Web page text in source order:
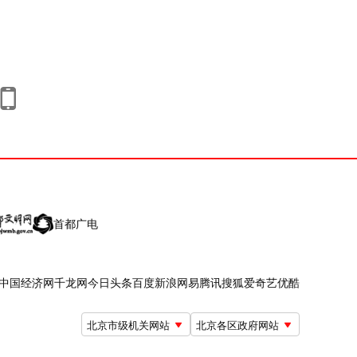
首都广电
国经济网千龙网今日头条百度新浪网易腾讯搜狐爱奇艺优酷
北京市级机关网站 北京各区政府网站